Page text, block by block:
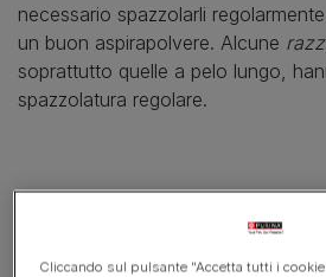
necessario spazzolarli
un buon aspirapolvere. Alcune
soprattutto quelle a pelo lungo,
spazzolatura regolare.
In questo articolo
Cliccando sul pulsante "Accetta tutti i